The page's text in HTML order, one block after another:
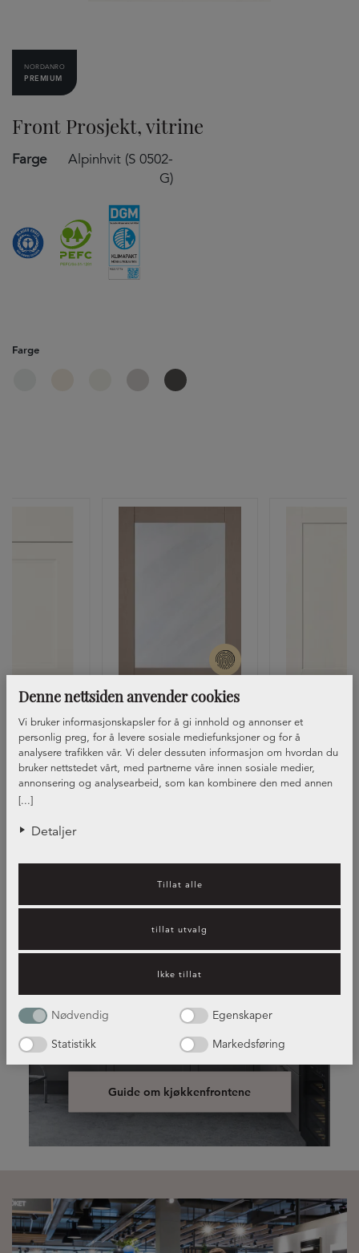
Denne nettsiden anvender cookies
[...]
Vi bruker informasjonskapsler for å gi innhold og annonser et
personlig preg, for å levere sosiale mediefunksjoner og for å
analysere trafikken vår. Vi deler dessuten informasjon om hvordan du
bruker nettstedet vårt, med partnerne våre innen sosiale medier,
annonsering og analysearbeid, som kan kombinere den med annen
informasjon du har gjort tilgjengelig for dem, eller som de har samlet
Detaljer
Tillat alle
tillat utvalg
Ikke tillat
Nødvendig
Egenskaper
Statistikk
Markedsføring
Front Prosjekt, vitrine
NORDANRO
PREMIUM
Farge
Alpinhvit (S 0502-
G)
Farge
+1
kjøkkenfrontene i forskjellige
stiler og farger
Guide om kjøkkenfrontene